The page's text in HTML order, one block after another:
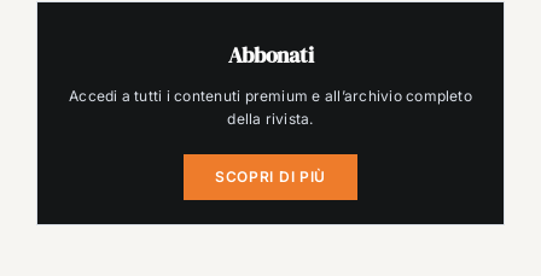
Abbonati
Accedi a tutti i contenuti premium e all’archivio completo
della rivista.
SCOPRI DI PIÙ